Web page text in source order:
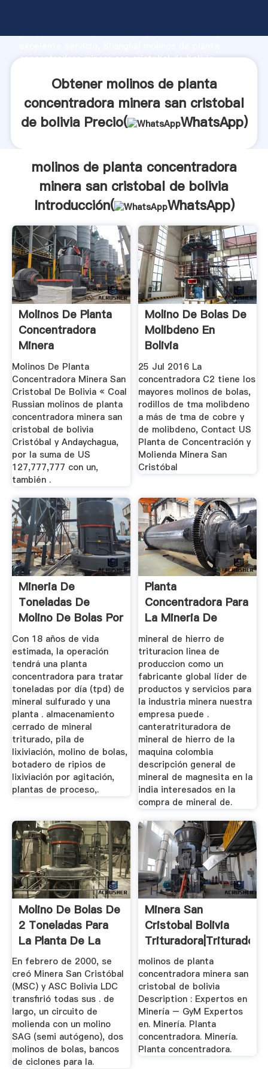
producción, fuerza de investigación avanzada y
concentradora minera san cristobal de bolivia
clientes.Obtener molinos de planta
concentradora minera san cristobal
de bolivia Precio(
WhatsApp)
molinos de planta concentradora
minera san cristobal de bolivia
Introducción(
WhatsApp)
Molinos De Planta
Concentradora
Minera
Molinos De Planta
Concentradora Minera San
Cristobal De Bolivia « Coal
Russian molinos de planta
concentradora minera san
cristobal de bolivia
Cristóbal y Andaychagua,
por la suma de US
127,777,777 con un,
también .
Molino De Bolas De
Molibdeno En
Bolivia
25 Jul 2016 La
concentradora C2 tiene los
mayores molinos de bolas,
rodillos de tma molibdeno
a más de tma de cobre y
de molibdeno, Contact US
Planta de Concentración y
Molienda Minera San
Cristóbal
Mineria De
Toneladas De
Molino De Bolas Por
Dia
Con 18 años de vida
estimada, la operación
tendrá una planta
concentradora para tratar
toneladas por día (tpd) de
mineral sulfurado y una
planta . almacenamiento
cerrado de mineral
triturado, pila de
lixiviación, molino de bolas,
botadero de ripios de
lixiviación por agitación,
plantas de proceso,.
Planta
Concentradora Para
La Mineria De
Magnesita
mineral de hierro de
trituracion linea de
produccion como un
fabricante global líder de
productos y servicios para
la industria minera nuestra
empresa puede .
canteratrituradora de
mineral de hierro de la
maquina colombia
descripción general de
mineral de magnesita en la
india interesados en la
compra de mineral de.
Molino De Bolas De
2 Toneladas Para
La Planta De La
Mineria
En febrero de 2000, se
creó Minera San Cristóbal
(MSC) y ASC Bolivia LDC
transfirió todas sus . de
largo, un circuito de
molienda con un molino
SAG (semi autógeno), dos
molinos de bolas, bancos
de ciclones para la.
Minera San
Cristobal Bolivia
Trituradora|Trituradora
De ...
molinos de planta
concentradora minera san
cristobal de bolivia
Description : Expertos en
Minería – GyM Expertos
en. Minería. Planta
concentradora. Minería.
Planta concentradora.